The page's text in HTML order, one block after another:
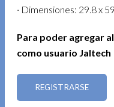
· Dimensiones: 29.8 x
Para poder agregar
como usuario Jaltech
REGISTRARSE